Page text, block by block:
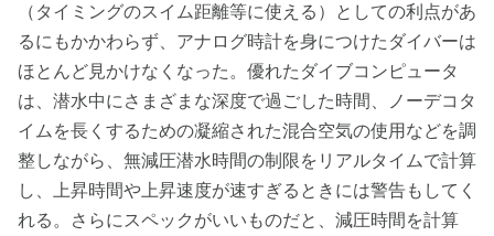
（タイミングのスイム距離等に使える）としての利点があ
るにもかかわらず、アナログ時計を身につけたダイバーは
ほとんど見かけなくなった。優れたダイブコンピュータ
は、潜水中にさまざまな深度で過ごした時間、ノーデコタ
イムを長くするための凝縮された混合空気の使用などを調
整しながら、無減圧潜水時間の制限をリアルタイムで計算
し、上昇時間や上昇速度が速すぎるときには警告もしてく
れる。さらにスペックがいいものだと、減圧時間を計算